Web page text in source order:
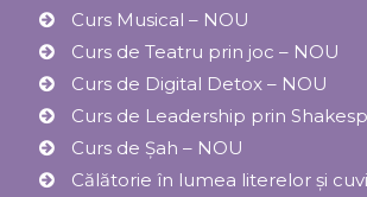
Curs Musical – NOU
Curs de Teatru prin joc – NOU
Curs de Digital Detox – NOU
Curs de Leadership prin
Curs de Șah – NOU
Călătorie în lumea literelor și